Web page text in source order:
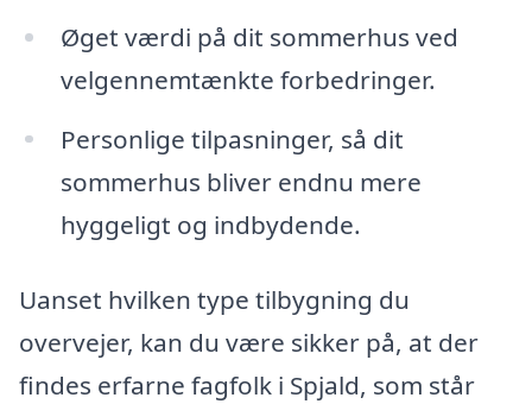
Øget værdi på dit sommerhus ved
velgennemtænkte forbedringer.
Personlige tilpasninger, så dit
sommerhus bliver endnu mere
hyggeligt og indbydende.
Uanset hvilken type tilbygning du
overvejer, kan du være sikker på, at der
findes erfarne fagfolk i Spjald, som står